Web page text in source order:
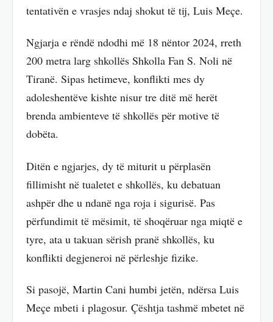
tentativën e vrasjes ndaj shokut të tij, Luis Meçe.
Ngjarja e rëndë ndodhi më 18 nëntor 2024, rreth
200 metra larg shkollës Shkolla Fan S. Noli në
Tiranë. Sipas hetimeve, konflikti mes dy
adoleshentëve kishte nisur tre ditë më herët
brenda ambienteve të shkollës për motive të
dobëta.
Ditën e ngjarjes, dy të miturit u përplasën
fillimisht në tualetet e shkollës, ku debatuan
ashpër dhe u ndanë nga roja i sigurisë. Pas
përfundimit të mësimit, të shoqëruar nga miqtë e
tyre, ata u takuan sërish pranë shkollës, ku
konflikti degjeneroi në përleshje fizike.
Si pasojë, Martin Cani humbi jetën, ndërsa Luis
Meçe mbeti i plagosur. Çështja tashmë mbetet në